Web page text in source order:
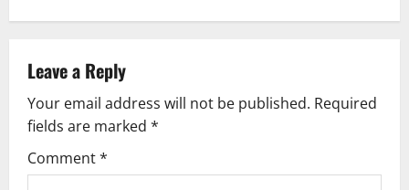
v
i
g
Leave a Reply
Your email address will not be published. Required
fields are marked *
Comment*